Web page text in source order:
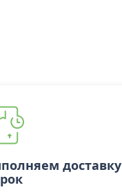
доставку